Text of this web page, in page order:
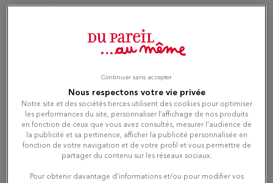
Modifier
1
324 m
Du Pareil au même BASSE
GOULAINE LECLERC
C.C. LECLERC POLE SUD
44115 BASSE GOULAINE
Nous respectons votre vie privée
Notre site et des sociétés tierces utilisent des cookies pour optimiser
les performances du site, personnaliser l’affichage de nos produits
en fonction de ceux que vous avez consultés, mesurer l'audience de
la publicité et sa pertinence, afficher la publicité personnalisée en
fonction de votre navigation et de votre profil et vous permettre de
partager du contenu sur les réseaux sociaux.
Pour obtenir davantage d'informations et/ou pour modifier vos
Continuer sans accepter